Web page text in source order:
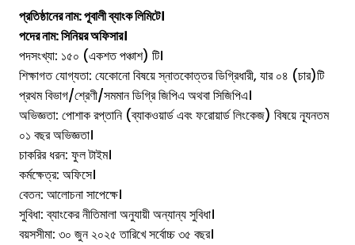
প্রতিষ্ঠানের নাম:পূবালী ব্যাংক লিমিটে।
পদের নাম: সিনিয়র অফিসার।
পদসংখ্যা: ১৫০ (একশত পঞ্চাশ) টি।
শিক্ষাগত যোগ্যতা: যেকোনো বিষয়ে স্নাতকোত্তর ডিগ্রিধারী, যার ০৪ (চার)টি
প্রথম বিভাগ/শ্রেণী/সমমান ডিগ্রি জিপিএ অথবা সিজিপিএ।
অভিজ্ঞতা: পোশাক রপ্তানি (ব্যাকওয়ার্ড এবং ফরোয়ার্ড লিংকেজ) বিষয়ে ন্যূনতম
০১ বছর অভিজ্ঞতা।
চাকরির ধরন: ফুল টাইম।
কর্মক্ষেত্র: অফিসে।
বেতন: আলোচনা সাপেক্ষে।
সুবিধা: ব্যাংকের নীতিমালা অনুযায়ী অন্যান্য সুবিধা।
বয়সসীমা: ৩০ জুন ২০২৫ তারিখে সর্বোচ্চ ৩৫ বছর।